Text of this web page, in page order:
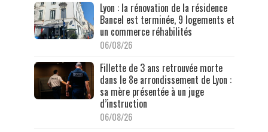
Lyon : la rénovation de la résidence
Bancel est terminée, 9 logements et
un commerce réhabilités
06/08/26
Fillette de 3 ans retrouvée morte
dans le 8e arrondissement de Lyon :
sa mère présentée à un juge
d’instruction
06/08/26